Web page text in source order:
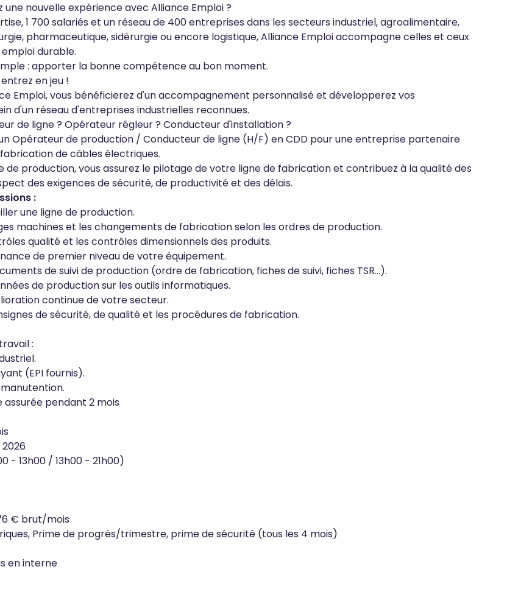
une nouvelle expérience avec Alliance Emploi ?
1 700 salariés et un réseau de 400 entreprises dans les secteurs industriel, agroalimentaire,
pharmaceutique, sidérurgie ou encore logistique, Alliance Emploi accompagne celles et ceux
durable.
: apporter la bonne compétence au bon moment.
en jeu !
Emploi, vous bénéficierez d'un accompagnement personnalisé et développerez vos
d'un réseau d'entreprises industrielles reconnues.
de ligne ? Opérateur régleur ? Conducteur d'installation ?
Opérateur de production / Conducteur de ligne (H/F) en CDD pour une entreprise partenaire
de câbles électriques.
de production, vous assurez le pilotage de votre ligne de fabrication et contribuez à la qualité des
des exigences de sécurité, de productivité et des délais.
:
une ligne de production.
machines et les changements de fabrication selon les ordres de production.
qualité et les contrôles dimensionnels des produits.
de premier niveau de votre équipement.
de suivi de production (ordre de fabrication, fiches de suivi, fiches TSR…).
de production sur les outils informatiques.
continue de votre secteur.
de sécurité, de qualité et les procédures de fabrication.
:
(EPI fournis).
pendant 2 mois
- 13h00 / 13h00 - 21h00)
€ brut/mois
Prime de progrès/trimestre, prime de sécurité (tous les 4 mois)
en interne